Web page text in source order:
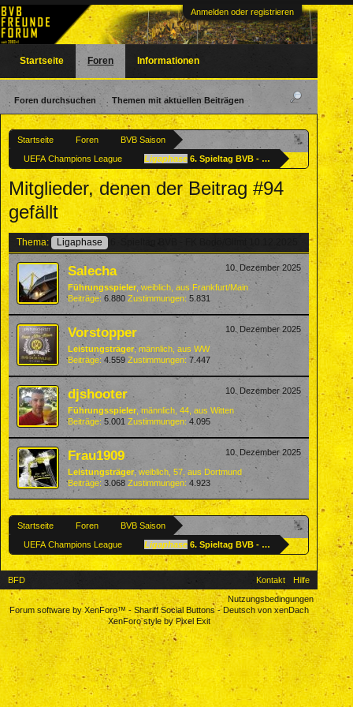
Anmelden oder registrieren
Startseite Foren
BVB Saison
UEFA Champions League
Ligaphase 6. Spieltag BVB - FK Bodö/Glimt
Mitglieder, denen der Beitrag #94
gefällt
Thema: Ligaphase
10. Dezember 2025
Salecha
Führungsspieler , weiblich, aus Frankfurt/Main
Beiträge: 6.880 Zustimmungen: 5.831
10. Dezember 2025
Vorstopper
Leistungsträger, männlich, aus WW
Beiträge: 4.559 Zustimmungen: 7.447
10. Dezember 2025
djshooter
Führungsspieler , männlich, 44, aus Witten
Beiträge: 5.001 Zustimmungen: 4.095
10. Dezember 2025
Frau1909
Leistungsträger, weiblich, 57, aus Dortmund
Beiträge: 3.068 Zustimmungen: 4.923
Startseite Foren
BVB Saison
UEFA Champions League
Ligaphase 6. Spieltag BVB - FK Bodö/Glimt
Startseite Foren
Foren durchsuchen Themen mit aktuellen Beiträgen
Informationen
BFD Kontakt
Hilfe
Nutzungsbedingungen
Forum software by XenForo™- Shariff Social Buttons-Deutsch von xenDach
XenForo style by Pixel Exit